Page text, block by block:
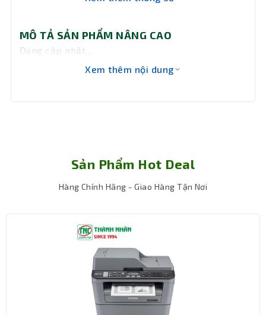
Khối
MÔ TẢ SẢN PHẨM NÂNG CAO
Đang cập nhật...
Xem thêm nội dung
Sản Phẩm Hot Deal
Hàng Chính Hãng - Giao Hàng Tận Nơi